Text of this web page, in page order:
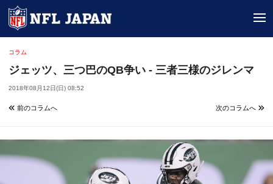
コラム
ジェッツ、三つ巴のQB争い - 三者三様のジレンマ
2018年08月12日(日) 08:52
前のコラムへ 次のコラムへ